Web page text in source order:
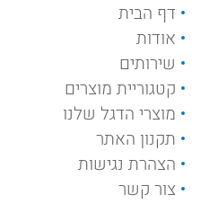
דף הבית
אודות
שירותים
קטגוריית מוצרים
מוצרי הדגל שלנו
תקנון האתר
הצהרת נגישות
צור קשר